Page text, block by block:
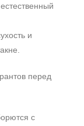
и
перед
с